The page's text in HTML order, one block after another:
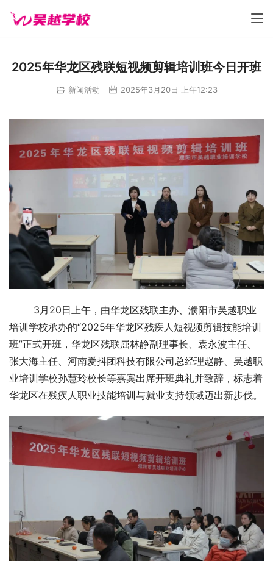
2025年华龙区残联短视频剪辑培训班今日开班
新闻活动 2025年3月20日 上午12:23
3月20日上午，由华龙区残联主办、濮阳市吴越职业
培训学校承办的“2025年华龙区残疾人短视频剪辑技能培训
班”正式开班，华龙区残联屈林静副理事长、袁永波主任、
张大海主任、河南爱抖团科技有限公司总经理赵静、吴越职
业培训学校孙慧玲校长等嘉宾出席开班典礼并致辞，标志着
华龙区在残疾人职业技能培训与就业支持领域迈出新步伐。